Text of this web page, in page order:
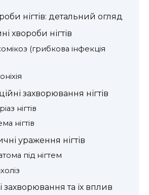
нігтів: детальний огляд
хвороби нігтів
(грибкова інфекція
захворювання нігтів
нігтів
нігтів
ураження нігтів
під нігтем
захворювання та їх вплив